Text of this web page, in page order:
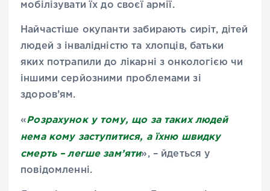
мобілізувати їх до своєї армії.
Найчастіше окупанти забирають сиріт, дітей
людей з інвалідністю та хлопців, батьки
яких потрапили до лікарні з онкологією чи
іншими серйозними проблемами зі
здоров’ям.
«Розрахунок у тому, що за таких людей
нема кому заступитися, а їхню швидку
смерть – легше зам’яти», – йдеться у
повідомленні.